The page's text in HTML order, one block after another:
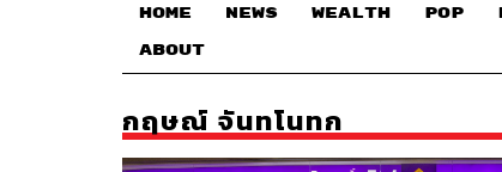
HOME NEWS WEALTH POP
ABOUT
กฤษณ์ จันทโนทก